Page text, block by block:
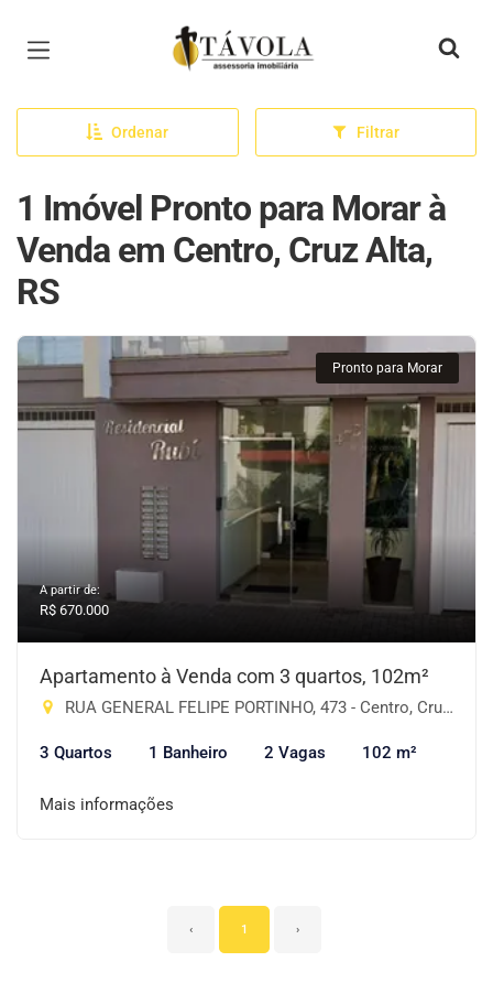
Página inicial
Ordenar Filtrar
1 Imóvel Pronto para Morar à
Venda em Centro, Cruz Alta,
RS
Pronto para Morar
A partir de:
R$ 670.000
Apartamento à Venda com 3 quartos, 102m²
RUA GENERAL FELIPE PORTINHO, 473 - Centro, Cruz Alta-RS
3 Quartos 1 Banheiro 2 Vagas 102 m²
Mais informações
‹ 1 ›